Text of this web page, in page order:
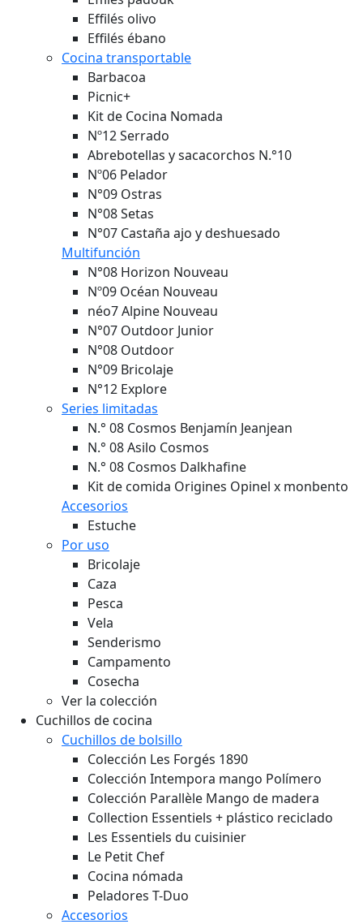
Effilés olivo
Effilés ébano
Cocina transportable
Barbacoa
Picnic+
Kit de Cocina Nomada
Nº12 Serrado
Abrebotellas y sacacorchos N.°10
Nº06 Pelador
N°09 Ostras
N°08 Setas
N°07 Castaña ajo y deshuesado
Multifunción
N°08 Horizon Nouveau
Nº09 Océan Nouveau
néo7 Alpine Nouveau
N°07 Outdoor Junior
N°08 Outdoor
N°09 Bricolaje
N°12 Explore
Series limitadas
N.° 08 Cosmos Benjamín Jeanjean
N.° 08 Asilo Cosmos
N.° 08 Cosmos Dalkhafine
Kit de comida Origines Opinel x monbento
Accesorios
Estuche
Por uso
Bricolaje
Caza
Pesca
Vela
Senderismo
Campamento
Cosecha
Ver la colección
Cuchillos de cocina
Cuchillos de bolsillo
Colección Les Forgés 1890
Colección Intempora mango Polímero
Colección Parallèle Mango de madera
Collection Essentiels + plástico reciclado
Les Essentiels du cuisinier
Le Petit Chef
Cocina nómada
Peladores T-Duo
Accesorios